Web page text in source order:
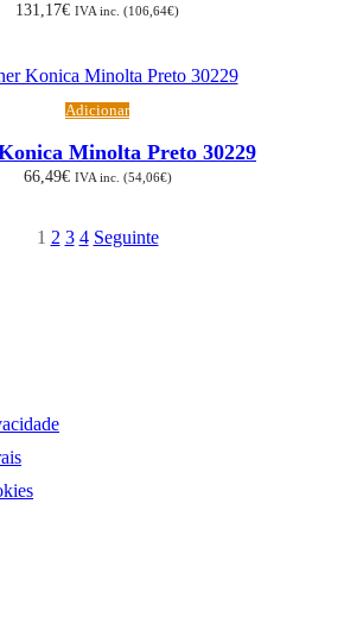
131,17€ IVA inc. (106,64€)
Adicionar
Minolta Preto 30229
66,49€ IVA inc. (54,06€)
1 2 3 4 Seguinte